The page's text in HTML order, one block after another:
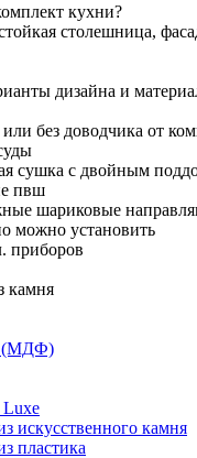
кухни?
столешница,
дизайна и
без доводчика от
сушка с двойным
пвш
шариковые
можно установить
приборов
камня
(МДФ)
искусственного камня
пластика